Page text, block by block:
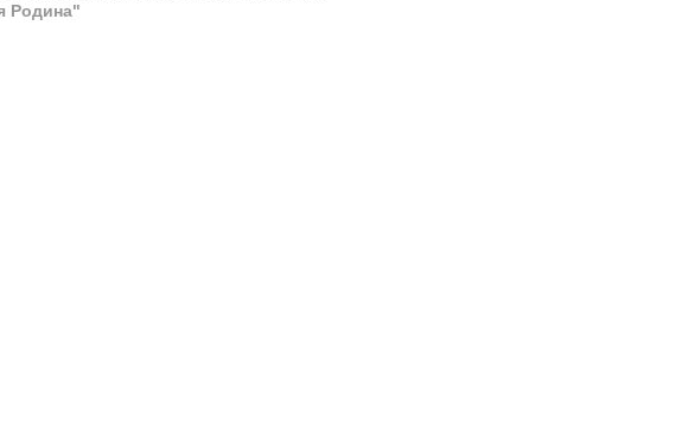
Родина"